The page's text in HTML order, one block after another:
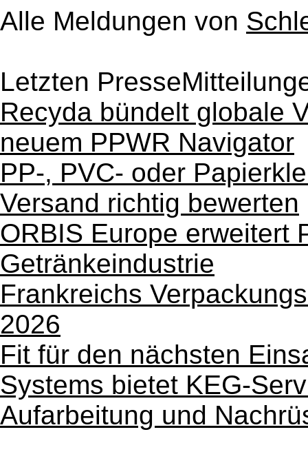
Alle Meldungen von
Letzten
Recyda bündelt globale
neuem PPWR Navigator
PP-, PVC- oder
Versand richtig bewerten
ORBIS Europe erweitert
Getränkeindustrie
Frankreichs
2026
Fit für den nächsten
Systems bietet KEG-
Aufarbeitung und